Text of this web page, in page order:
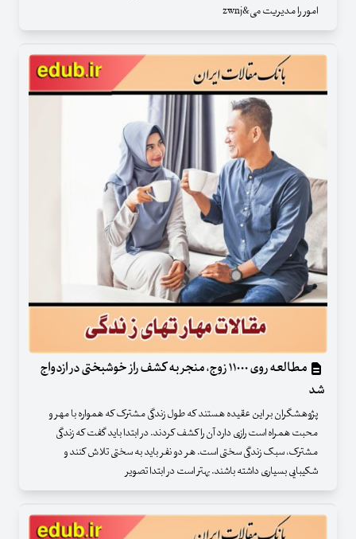
امور را مدیریت می&zwnj
مطالعه روی ۱۱۰۰۰ زوج، منجر به کشف راز خوشبختی در ازدواج
شد
پژوهشگران بر این عقیده هستند که طول زندگی مشترک که همواره با مهر و
محبت همراه است رازی دارد آن را کشف کردند. در ابتدا باید گفت که زندگی
مشترک، سبک زندگی سختی است. هر دو نفر باید به سختی تلاش کنند و
شکیبایی بسیاری داشته باشند. بهتر است در ابتدا تصویر